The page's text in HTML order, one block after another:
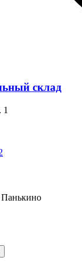
склад
Панькино